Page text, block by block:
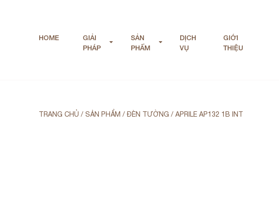
HOME
GIẢI
PHÁP
SẢN
PHẨM
DỊCH
VỤ
GIỚI
THIỆU
TRANG CHỦ / SẢN PHẨM / ĐÈN TƯỜNG / APRILE AP132 1B INT